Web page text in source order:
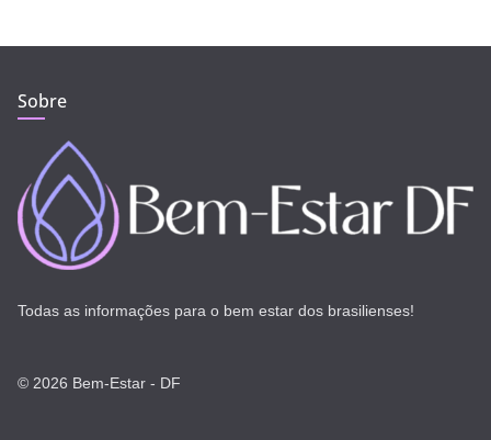
Sobre
Todas as informações para o bem estar dos brasilienses!
© 2026 Bem-Estar - DF